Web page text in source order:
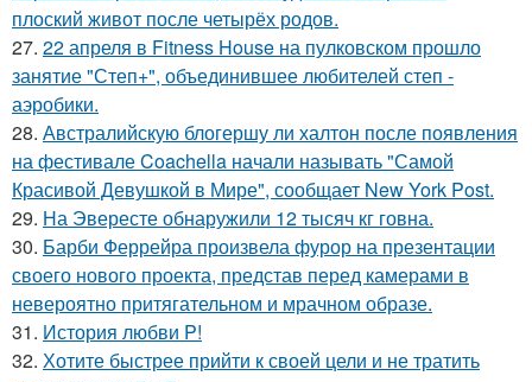
плоский живот после четырёх родов.
27. 22 апреля в Fitness House на пулковском прошло
занятие "Степ+", объединившее любителей степ -
аэробики.
28. Австралийскую блогершу ли халтон после появления
на фестивале Coachella начали называть "Самой
Красивой Девушкой в Мире", сообщает New York Post.
29. На Эвересте обнаружили 12 тысяч кг говна.
30. Барби Феррейра произвела фурор на презентации
своего нового проекта, представ перед камерами в
невероятно притягательном и мрачном образе.
31. История любви P!
32. Хотите быстрее прийти к своей цели и не тратить